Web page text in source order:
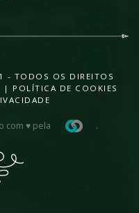
- TODOS OS DIREITOS
| POLÍTICA DE COOKIES
com ♥ pela .